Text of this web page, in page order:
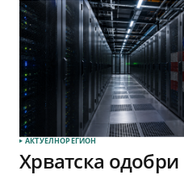
АКТУЕЛНОРЕГИОН
Хрватска одобри